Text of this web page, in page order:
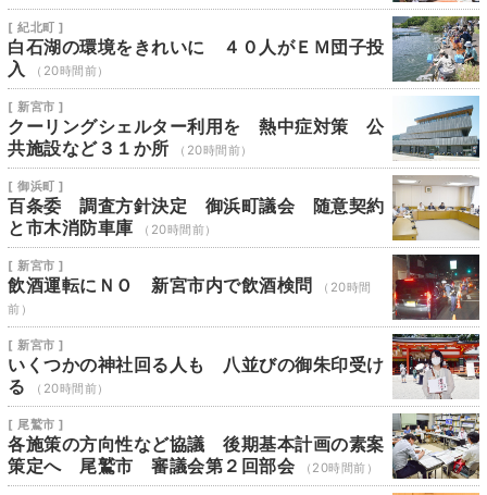
[ 紀北町 ]
白石湖の環境をきれいに ４０人がＥＭ団子投
入
（20時間前）
[ 新宮市 ]
クーリングシェルター利用を 熱中症対策 公
共施設など３１か所
（20時間前）
[ 御浜町 ]
百条委 調査方針決定 御浜町議会 随意契約
と市木消防車庫
（20時間前）
[ 新宮市 ]
飲酒運転にＮＯ 新宮市内で飲酒検問
（20時間
前）
[ 新宮市 ]
いくつかの神社回る人も 八並びの御朱印受け
る
（20時間前）
[ 尾鷲市 ]
各施策の方向性など協議 後期基本計画の素案
策定へ 尾鷲市 審議会第２回部会
（20時間前）